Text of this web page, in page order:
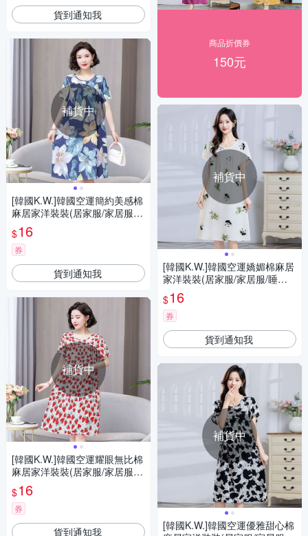
貨到通知我
補貨中
[韓國K.W.]韓國空運簡約美感棉
麻居家洋裝裝(居家服/家居服/
睡衣/睡裙/涼感睡衣)藍色妖姬
$16
券
貨到通知我
補貨中
[韓國K.W.]韓國空運耀眼無比棉
麻居家洋裝裝(居家服/家居服/
睡衣/睡裙/涼感睡衣)紅色草莓
$16
券
貨到通知我
商品折價券
150元
補貨中
[韓國K.W.]韓國空運嬌媚棉麻居
家洋裝裝(居家服/家居服/睡衣/
睡裙/涼感睡衣)小畫熊貓
$16
券
貨到通知我
補貨中
[韓國K.W.]韓國空運優雅甜心棉